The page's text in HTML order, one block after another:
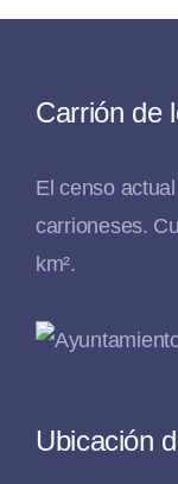
Carrión de
El censo
carrioneses.
km².
Ubicación